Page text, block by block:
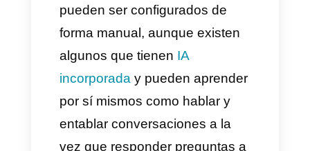
Que son los chatbots de
WhatsApp y como puedo
aplicarlos?